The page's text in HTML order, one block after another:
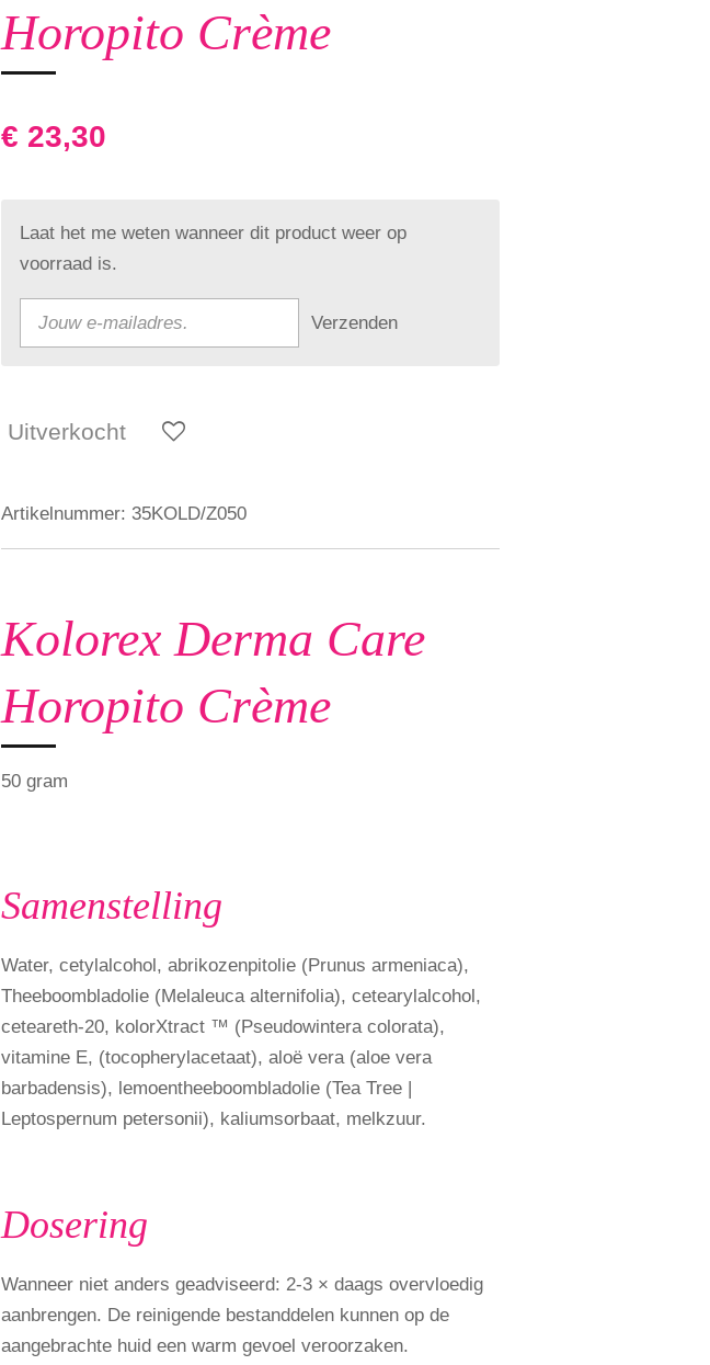
Horopito Crème
€ 23,30
Laat het me weten wanneer dit product weer op
voorraad is.
Verzenden
Uitverkocht
Artikelnummer: 35KOLD/Z050
Kolorex Derma Care
Horopito Crème
50 gram
Samenstelling
Water, cetylalcohol, abrikozenpitolie (Prunus armeniaca),
Theeboombladolie (Melaleuca alternifolia), cetearylalcohol,
ceteareth-20, kolorXtract ™ (Pseudowintera colorata),
vitamine E, (tocopherylacetaat), aloë vera (aloe vera
barbadensis), lemoentheeboombladolie (Tea Tree |
Leptospernum petersonii), kaliumsorbaat, melkzuur.
Dosering
Wanneer niet anders geadviseerd: 2-3 × daags overvloedig
aanbrengen. De reinigende bestanddelen kunnen op de
aangebrachte huid een warm gevoel veroorzaken.